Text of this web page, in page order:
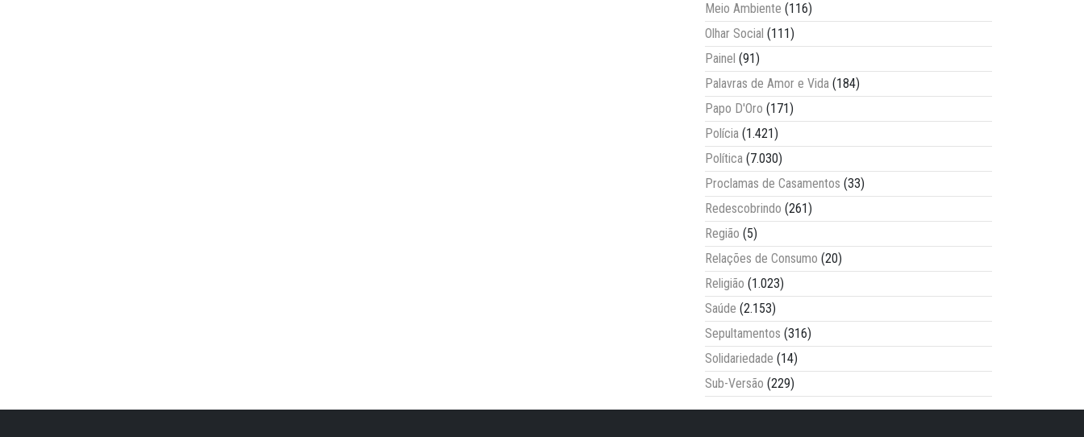
Meio Ambiente (116)
Olhar Social (111)
Painel (91)
Palavras de Amor e Vida (184)
Papo D'Oro (171)
Polícia (1.421)
Política (7.030)
Proclamas de Casamentos (33)
Redescobrindo (261)
Região (5)
Relações de Consumo (20)
Religião (1.023)
Saúde (2.153)
Sepultamentos (316)
Solidariedade (14)
Sub-Versão (229)